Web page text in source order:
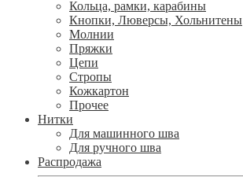
Кольца, рамки, карабины
Кнопки, Люверсы, Хольнитены
Молнии
Пряжки
Цепи
Стропы
Кожкартон
Прочее
Нитки
Для машинного шва
Для ручного шва
Распродажа